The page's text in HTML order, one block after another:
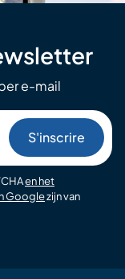
e-mail
en het
Googlezijn van